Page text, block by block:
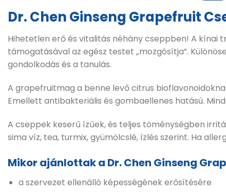
Dr. Chen Ginseng Grapefruit
Hihetetlen erő és vitalitás néhány cseppben! A kínai
támogatásával az egész testet „mozgósítja”.
gondolkodás és a tanulás.
A grapefruitmag a benne levő citrus
Emellett antibakteriális és gombaellenes hatású.
A cseppek keserű ízűek, és teljes töménységben
sima víz, tea, turmix, gyümölcslé, ízlés szerint. Ha
Mikor ajánlottak a Dr. Chen Ginseng
a szervezet ellenálló képességének erősítésére